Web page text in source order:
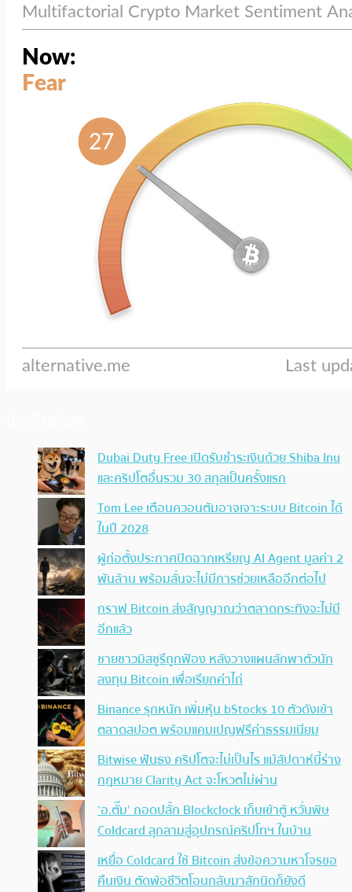
Dubai Duty Free เปิดรับชำระเงินด้วย Shiba Inu
และคริปโตอื่นรวม 30 สกุลเป็นครั้งแรก
Tom Lee เตือนควอนตัมอาจเจาะระบบ Bitcoin ได้
ในปี 2028
ผู้ก่อตั้งประกาศปิดฉากเหรียญ AI Agent มูลค่า 2
พันล้าน พร้อมลั่นจะไม่มีการช่วยเหลืออีกต่อไป
กราฟ Bitcoin ส่งสัญญาณว่าตลาดกระทิงจะไม่มี
อีกแล้ว
ชายชาวมิสซูรีถูกฟ้อง หลังวางแผนลักพาตัวนัก
ลงทุน Bitcoin เพื่อเรียกค่าไถ่
Binance รุกหนัก เพิ่มหุ้น bStocks 10 ตัวดังเข้า
ตลาดสปอต พร้อมแคมเปญฟรีค่าธรรมเนียม
Bitwise ฟันธง คริปโตจะไม่เป็นไร แม้สัปดาห์นี้ร่าง
กฎหมาย Clarity Act จะโหวตไม่ผ่าน
‘อ.ตั๊ม’ ถอดปลั้ก Blockclock เก็บเข้าตู้ หวั่นพิษ
Coldcard ลุกลามสู่อุปกรณ์คริปโทฯ ในบ้าน
เหยื่อ Coldcard ใช้ Bitcoin ส่งข้อความหาโจรขอ
คืนเงิน ตัดพ้อชีวิตโอนกลับมาสักนิดก็ยังดี